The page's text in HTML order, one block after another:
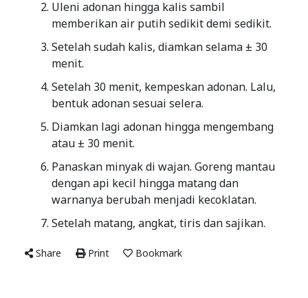
Uleni adonan hingga kalis sambil
memberikan air putih sedikit demi sedikit.
Setelah sudah kalis, diamkan selama ± 30
menit.
Setelah 30 menit, kempeskan adonan. Lalu,
bentuk adonan sesuai selera.
Diamkan lagi adonan hingga mengembang
atau ± 30 menit.
Panaskan minyak di wajan. Goreng mantau
dengan api kecil hingga matang dan
warnanya berubah menjadi kecoklatan.
Setelah matang, angkat, tiris dan sajikan.
Share Print Bookmark